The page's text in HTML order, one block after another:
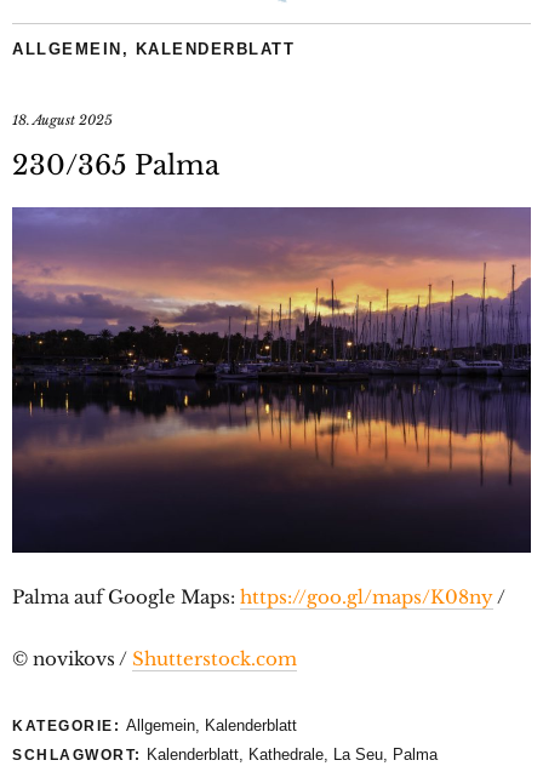
ALLGEMEIN , KALENDERBLATT
18. August 2025
230/365 Palma
Palma auf Google Maps: https://goo.gl/maps/K08ny/
© novikovs / Shutterstock.com
KATEGORIE: Allgemein, Kalenderblatt
SCHLAGWORT: Kalenderblatt, Kathedrale, La Seu, Palma